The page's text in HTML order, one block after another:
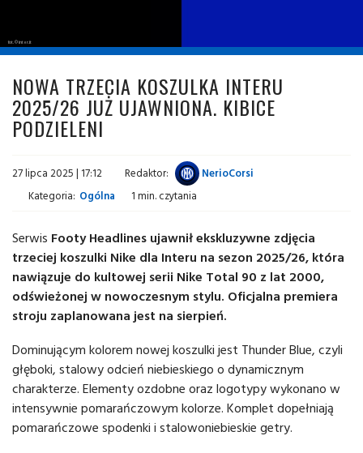
fot. © inter.it
NOWA TRZECIA KOSZULKA INTERU
2025/26 JUŻ UJAWNIONA. KIBICE
PODZIELENI
27 lipca 2025 | 17:12 Redaktor:
NerioCorsi
Kategoria: Ogólna 1 min. czytania
Serwis Footy Headlines ujawnił ekskluzywne zdjęcia
trzeciej koszulki Nike dla Interu na sezon 2025/26, która
nawiązuje do kultowej serii Nike Total 90 z lat 2000,
odświeżonej w nowoczesnym stylu. Oficjalna premiera
stroju zaplanowana jest na sierpień.
Dominującym kolorem nowej koszulki jest Thunder Blue, czyli
głęboki, stalowy odcień niebieskiego o dynamicznym
charakterze. Elementy ozdobne oraz logotypy wykonano w
intensywnie pomarańczowym kolorze. Komplet dopełniają
pomarańczowe spodenki i stalowoniebieskie getry.